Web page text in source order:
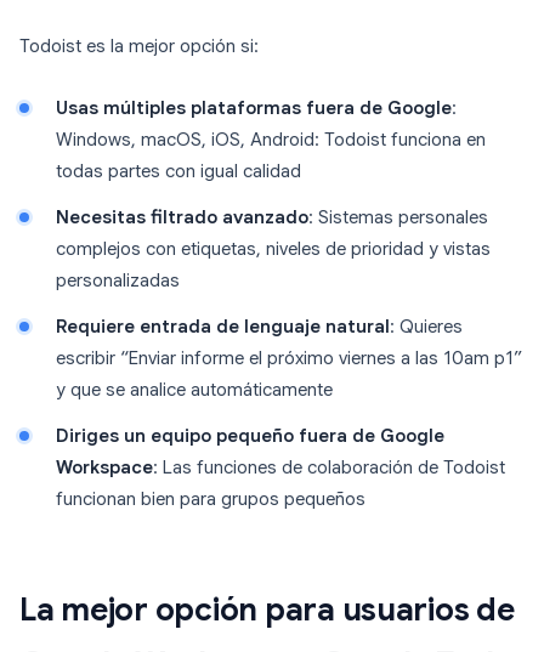
Todoist es la mejor opción si:
Usas múltiples plataformas fuera de Google:
Windows, macOS, iOS, Android: Todoist funciona en
todas partes con igual calidad
Necesitas filtrado avanzado: Sistemas personales
complejos con etiquetas, niveles de prioridad y vistas
personalizadas
Requiere entrada de lenguaje natural : Quieres
escribir “Enviar informe el próximo viernes a las 10am p1”
y que se analice automáticamente
Diriges un equipo pequeño fuera de Google
Workspace: Las funciones de colaboración de Todoist
funcionan bien para grupos pequeños
La mejor opción para usuarios de